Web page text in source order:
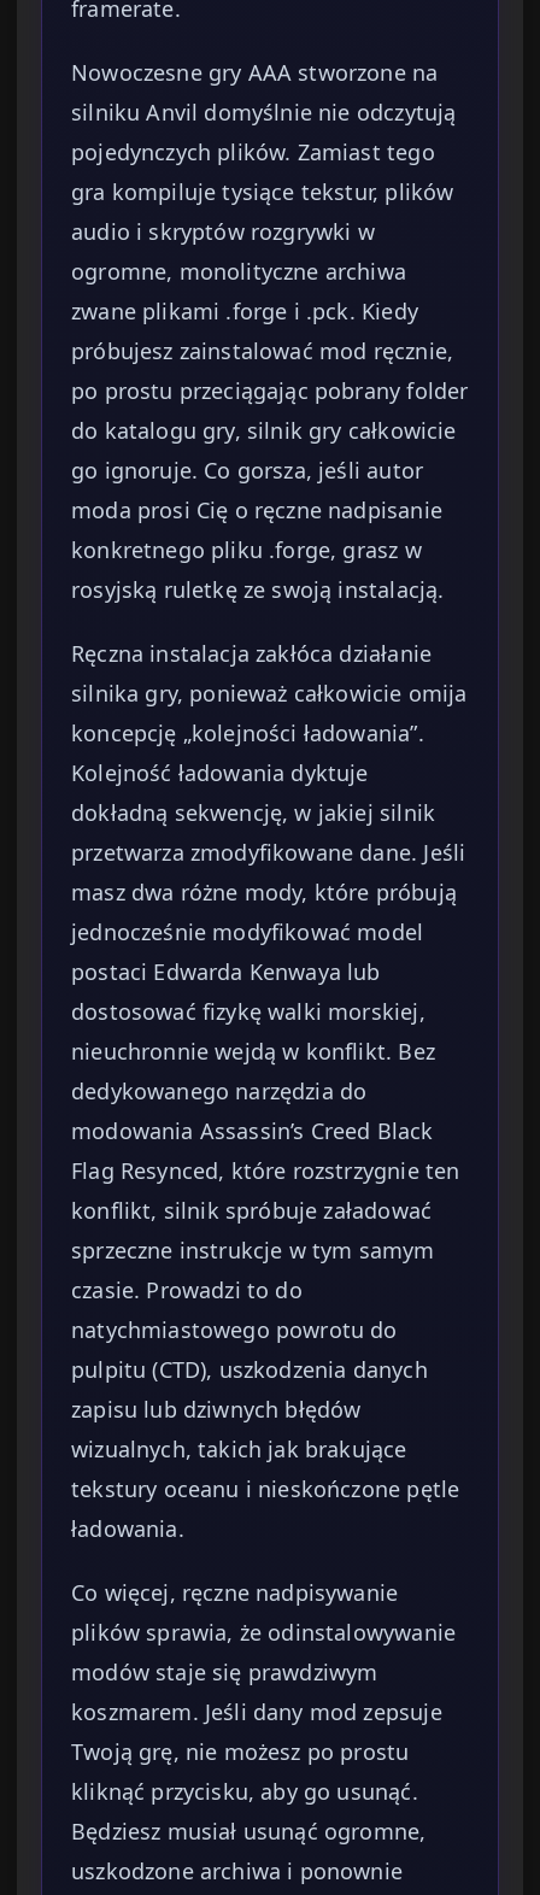
framerate.
Nowoczesne gry AAA stworzone na
silniku Anvil domyślnie nie odczytują
pojedynczych plików. Zamiast tego
gra kompiluje tysiące tekstur, plików
audio i skryptów rozgrywki w
ogromne, monolityczne archiwa
zwane plikami .forge i .pck. Kiedy
próbujesz zainstalować mod ręcznie,
po prostu przeciągając pobrany folder
do katalogu gry, silnik gry całkowicie
go ignoruje. Co gorsza, jeśli autor
moda prosi Cię o ręczne nadpisanie
konkretnego pliku .forge, grasz w
rosyjską ruletkę ze swoją instalacją.
Ręczna instalacja zakłóca działanie
silnika gry, ponieważ całkowicie omija
koncepcję „kolejności ładowania”.
Kolejność ładowania dyktuje
dokładną sekwencję, w jakiej silnik
przetwarza zmodyfikowane dane. Jeśli
masz dwa różne mody, które próbują
jednocześnie modyfikować model
postaci Edwarda Kenwaya lub
dostosować fizykę walki morskiej,
nieuchronnie wejdą w konflikt. Bez
dedykowanego narzędzia do
modowania Assassin’s Creed Black
Flag Resynced, które rozstrzygnie ten
konflikt, silnik spróbuje załadować
sprzeczne instrukcje w tym samym
czasie. Prowadzi to do
natychmiastowego powrotu do
pulpitu (CTD), uszkodzenia danych
zapisu lub dziwnych błędów
wizualnych, takich jak brakujące
tekstury oceanu i nieskończone pętle
ładowania.
Co więcej, ręczne nadpisywanie
plików sprawia, że odinstalowywanie
modów staje się prawdziwym
koszmarem. Jeśli dany mod zepsuje
Twoją grę, nie możesz po prostu
kliknąć przycisku, aby go usunąć.
Będziesz musiał usunąć ogromne,
uszkodzone archiwa i ponownie